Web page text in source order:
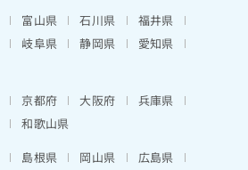
富山県 石川県
福井県
岐阜県 静岡県
愛知県
京都府 大阪府
兵庫県
和歌山県
島根県 岡山県
広島県